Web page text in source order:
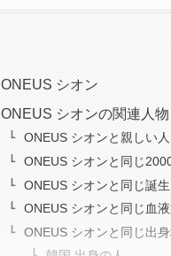
ONEUS シオン
ONEUS シオンの関連人物
ONEUS シオンと親しい人
ONEUS シオンと同じ
ONEUS シオンと同じ誕
ONEUS シオンと同じ血
ONEUS シオンと同じ出身